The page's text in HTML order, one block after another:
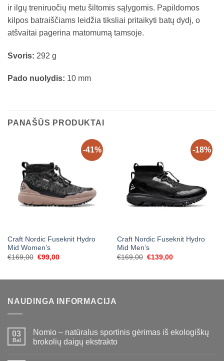
ir ilgų treniruočių metu šiltomis sąlygomis. Papildomos
kilpos batraiščiams leidžia tiksliai pritaikyti batų dydį, o
atšvaitai pagerina matomumą tamsoje.
Svoris: 292 g
Pado nuolydis: 10 mm
PANAŠŪS PRODUKTAI
-41%
Craft Nordic Fuseknit Hydro
Mid Women’s
€169,00 Original
price
€99,00Current
-18%
Craft Nordic Fuseknit Hydro
Mid Men’s
€169,00 Original
€139,00Current
NAUDINGA INFORMACIJA
03
Bal
Nomio – natūralus sportinis gėrimas iš ekologiškų
brokolių daigų ekstrakto